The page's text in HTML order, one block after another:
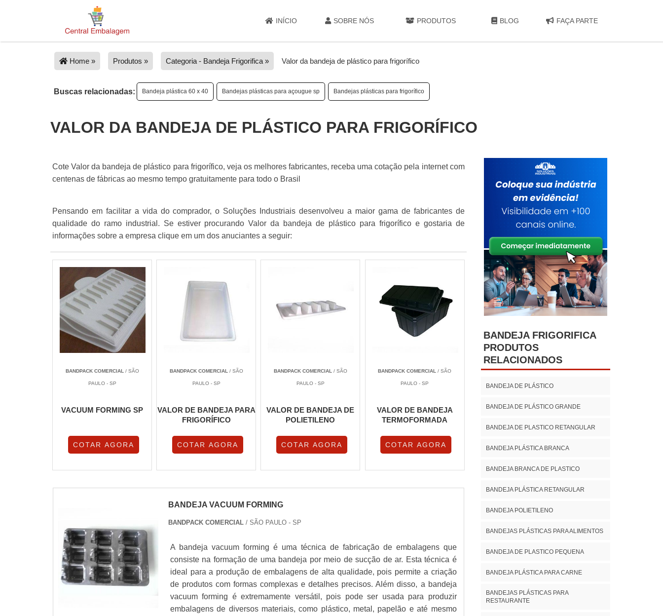
INÍCIO SOBRE NÓS PRODUTOS BLOG FAÇA PARTE
Home » Produtos » Categoria - Bandeja Frigorifica » Valor da bandeja de plástico para frigorífico
Buscas relacionadas: Bandeja plástica 60 x 40 Bandejas plásticas para açougue sp Bandejas plásticas para frigorífico
VALOR DA BANDEJA DE PLÁSTICO PARA FRIGORÍFICO
Cote Valor da bandeja de plástico para frigorífico, veja os melhores fabricantes, receba uma cotação pela internet com
centenas de fábricas ao mesmo tempo gratuitamente para todo o Brasil
Pensando em facilitar a vida do comprador, o Soluções Industriais desenvolveu a maior gama de fabricantes de
qualidade do ramo industrial. Se estiver procurando Valor da bandeja de plástico para frigorífico e gostaria de
informações sobre a empresa clique em um dos anuciantes a seguir:
BANDPACK COMERCIAL/ SÃO
PAULO - SP
VACUUM FORMING SP
COTAR AGORA
BANDPACK COMERCIAL/ SÃO
PAULO - SP
VALOR DE BANDEJA PARA
FRIGORÍFICO
COTAR AGORA
BANDPACK COMERCIAL/ SÃO
PAULO - SP
VALOR DE BANDEJA DE
POLIETILENO
COTAR AGORA
BANDPACK COMERCIAL / SÃO
PAULO - SP
VALOR DE BANDEJA
TERMOFORMADA
COTAR AGORA
BANDEJA VACUUM FORMING
BANDPACK COMERCIAL / SÃO PAULO - SP
A bandeja vacuum forming é uma técnica de fabricação de embalagens que
consiste na formação de uma bandeja por meio de sucção de ar. Esta técnica é
ideal para a produção de embalagens de alta qualidade, pois permite a criação
de produtos com formas complexas e detalhes precisos. Além disso, a bandeja
vacuum forming é extremamente versátil, pois pode ser usada para produzir
embalagens de diversos materiais, como plástico, metal, papelão e até mesmo
BANDEJA FRIGORIFICA
PRODUTOS
RELACIONADOS
BANDEJA DE PLÁSTICO
BANDEJA DE PLÁSTICO GRANDE
BANDEJA DE PLASTICO RETANGULAR
BANDEJA PLÁSTICA BRANCA
BANDEJA BRANCA DE PLASTICO
BANDEJA PLÁSTICA RETANGULAR
BANDEJA POLIETILENO
BANDEJAS PLÁSTICAS PARA ALIMENTOS
BANDEJA DE PLASTICO PEQUENA
BANDEJA PLÁSTICA PARA CARNE
BANDEJAS PLÁSTICAS PARA
RESTAURANTE